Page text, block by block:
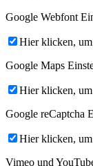
Google Webfont
Hier klicken,
Google Maps
Hier klicken,
Google reCaptcha
Hier klicken,
Vimeo und